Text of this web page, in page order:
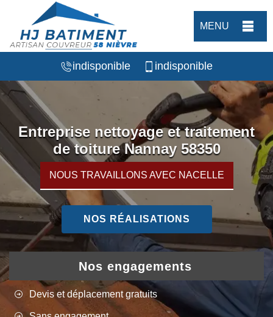
MENU
indisponible indisponible
Entreprise nettoyage et traitement
de toiture Nannay 58350
NOUS TRAVAILLONS AVEC NACELLE
NOS RÉALISATIONS
Nos engagements
Devis et déplacement gratuits